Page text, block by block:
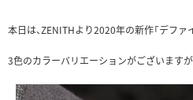
本日は、ZENITHより2020年の新作「デファ
3色のカラーバリエーションがございますが